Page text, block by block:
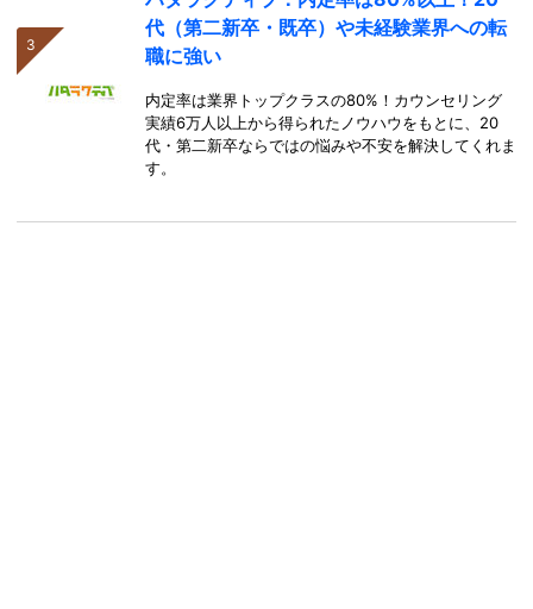
代（第二新卒・既卒）や未経験業界への転
職に強い
内定率は業界トップクラスの80%！カウンセリング
実績6万人以上から得られたノウハウをもとに、20
代・第二新卒ならではの悩みや不安を解決してくれま
す。